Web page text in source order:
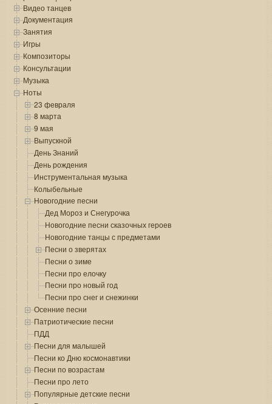
Видео танцев
Документация
Занятия
Игры
Композиторы
Консультации
Музыка
Ноты
23 февраля
8 марта
9 мая
Выпускной
День Знаний
День рождения
Инструментальная музыка
Колыбельные
Новогодние песни
Дед Мороз и Снегурочка
Новогодние песни сказочных героев
Новогодние танцы с предметами
Песни о зверятах
Песни о зиме
Песни про елочку
Песни про новый год
Песни про снег и снежинки
Осенние песни
Патриотические песни
ПДД
Песни для малышей
Песни ко Дню космонавтики
Песни по возрастам
Песни про лето
Популярные детские песни